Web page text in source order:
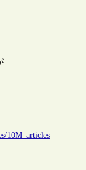
10M_articles